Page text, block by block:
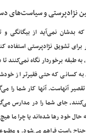
نژادپرستی و سیاست‌های
بدشان نمی‌آید از بیگانگی
تشویق نژادپرستی استفاده
طبقه برخوردار نگاه نمی‌کنند تا
کسانی که حتی فقیرتر از
آنهاست. آنها کار شما را
جای شما را در مدارس
حال خود رها شده‌اند یا چرا ما